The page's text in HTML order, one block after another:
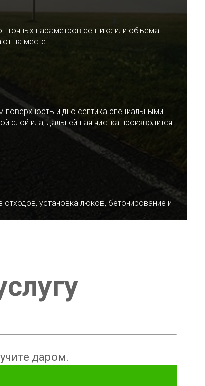
точных параметров септика или объема
на месте.
и дно септика специальными
слой ила, дальнейшая чистка производится
установка люков, бетонирование и
даром.